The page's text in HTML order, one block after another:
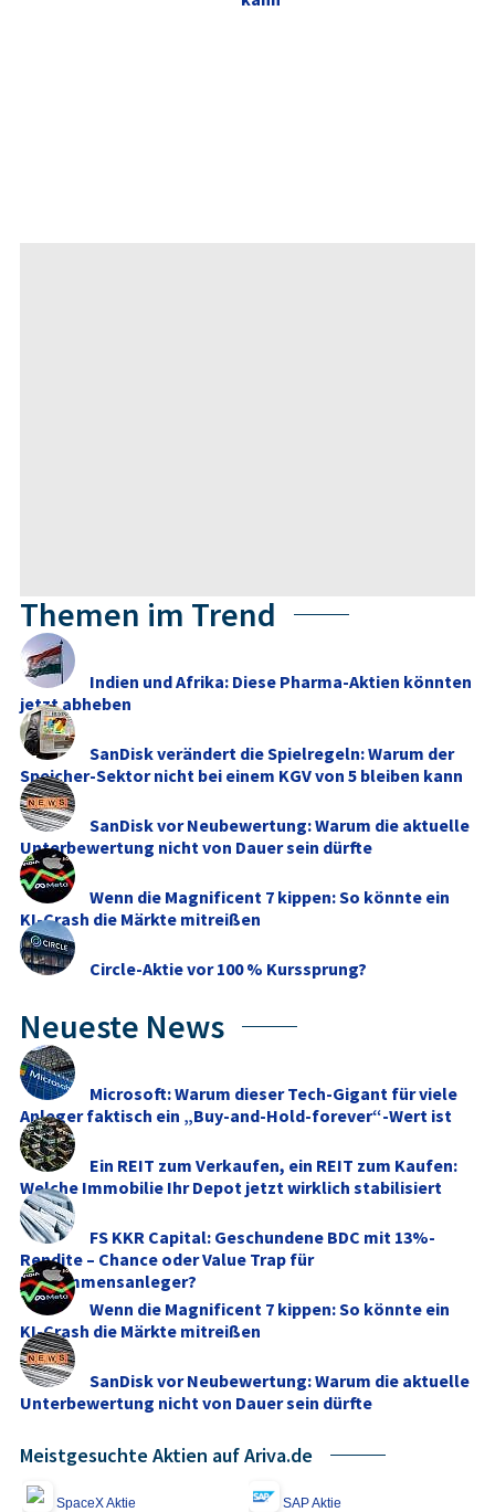
Themen im Trend
Indien und Afrika: Diese Pharma-Aktien könnten
jetzt abheben
SanDisk verändert die Spielregeln: Warum der
Speicher-Sektor nicht bei einem KGV von 5 bleiben kann
SanDisk vor Neubewertung: Warum die aktuelle
Unterbewertung nicht von Dauer sein dürfte
Wenn die Magnificent 7 kippen: So könnte ein
KI-Crash die Märkte mitreißen
Circle-Aktie vor 100 % Kurssprung?
Neueste News
Microsoft: Warum dieser Tech-Gigant für viele
Anleger faktisch ein „Buy-and-Hold-forever“-Wert ist
Ein REIT zum Verkaufen, ein REIT zum Kaufen:
Welche Immobilie Ihr Depot jetzt wirklich stabilisiert
FS KKR Capital: Geschundene BDC mit 13%-
Rendite – Chance oder Value Trap für
Einkommensanleger?
Wenn die Magnificent 7 kippen: So könnte ein
KI-Crash die Märkte mitreißen
SanDisk vor Neubewertung: Warum die aktuelle
Unterbewertung nicht von Dauer sein dürfte
Meistgesuchte Aktien auf Ariva.de
SpaceX Aktie SAP Aktie